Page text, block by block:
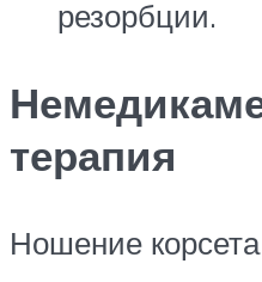
резорбции.
терапия
Ношение корсета